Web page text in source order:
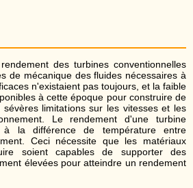
des turbines conventionnelles
de mécanique des fluides nécessaires à
n'existaient pas toujours, et la faible
à cette époque pour construire de
limitations sur les vitesses et les
Le rendement d'une turbine
à la différence de température entre
Ceci nécessite que les matériaux
soient capables de supporter des
élevées pour atteindre un rendement